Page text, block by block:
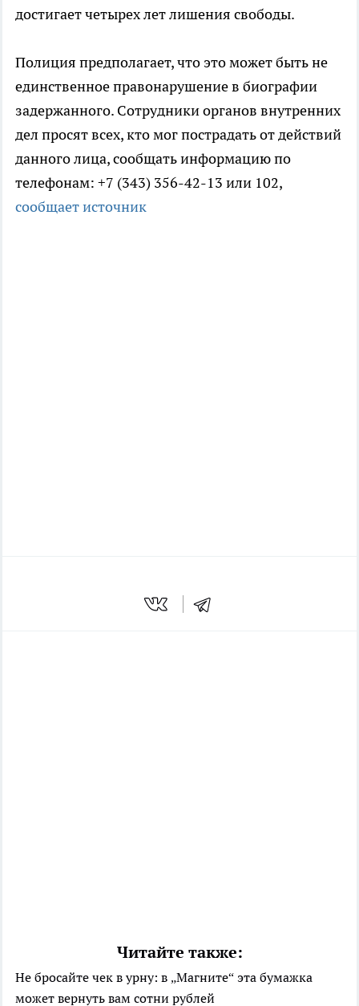
достигает четырех лет лишения свободы.
Полиция предполагает, что это может быть не
единственное правонарушение в биографии
задержанного. Сотрудники органов внутренних
дел просят всех, кто мог пострадать от действий
данного лица, сообщать информацию по
телефонам: +7 (343) 356-42-13 или 102,
сообщает источник
Читайте также:
Не бросайте чек в урну: в „Магните“ эта бумажка
может вернуть вам сотни рублей